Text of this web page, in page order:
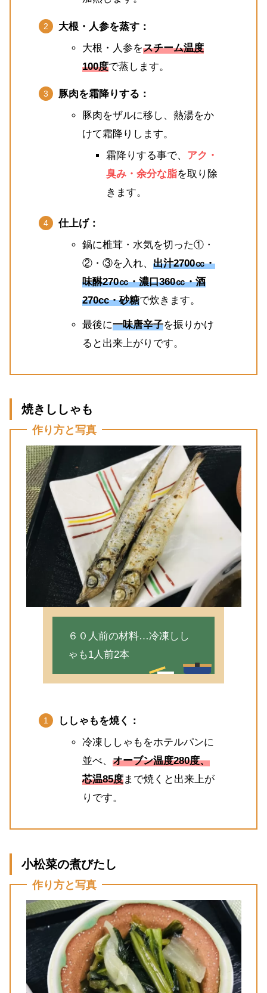
大根・人参を蒸す：
大根・人参をスチーム温度
100度で蒸します。
豚肉を霜降りする：
豚肉をザルに移し、熱湯をか
けて霜降りします。
霜降りする事で、 アク・
臭み・余分な脂を取り除
きます。
仕上げ：
鍋に椎茸・水気を切った①・
②・③を入れ、 出汁2700㏄・
味醂270㏄・濃口360㏄・酒
270cc・砂糖で炊きます。
最後に一味唐辛子を振りかけ
ると出来上がりです。
焼きししゃも
作り方と写真
６０人前の材料…冷凍しし
ゃも1人前2本
ししゃもを焼く：
冷凍ししゃもをホテルパンに
並べ、 オーブン温度280度、
芯温85度まで焼くと出来上が
りです。
小松菜の煮びたし
作り方と写真